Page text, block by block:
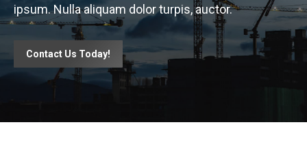
ipsum. Nulla aliquam dolor turpis, auctor.
Contact Us Today!